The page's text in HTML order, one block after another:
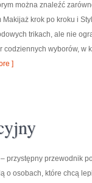
można znaleźć
krok po kroku i
trikach, ale nie
wyborów, w
]
przystępny przewodnik
o osobach, które chcą